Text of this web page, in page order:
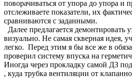
поворачиваться от упора до упора и
отслеживаете показатели, их
сравниваются с заданными.
Далее предлагается демонтировать
визуально. Не самая скверная идея,
легко. Перед этим я бы все же в
проверил систему впуска на
Иногда через прокладку самой ДЗ
, куда трубка вентиляции от